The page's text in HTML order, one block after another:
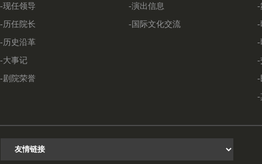
-现任领导
-历任院长
-历史沿革
-大事记
-剧院荣誉
-演出信息
-国际文化交流
-
-
-
-
-
-